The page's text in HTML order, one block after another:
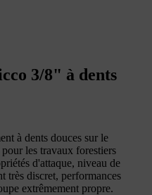
3/8" à dents
à dents douces sur le
les travaux forestiers
d'attaque, niveau de
très discret, performances
extrêmement propre.